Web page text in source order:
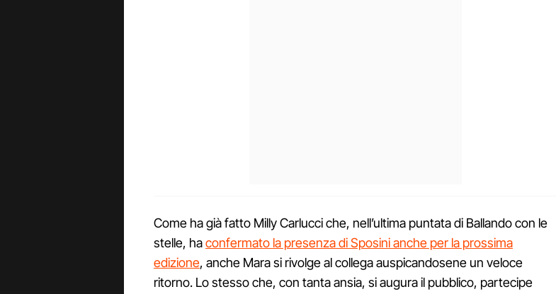
Come ha già fatto Milly Carlucci che, nell’ultima puntata di Ballando con le
stelle, haconfermato la presenza di Sposini anche per la prossima
edizione, anche Mara si rivolge al collega auspicandosene un veloce
ritorno. Lo stesso che, con tanta ansia, si augura il pubblico, partecipe